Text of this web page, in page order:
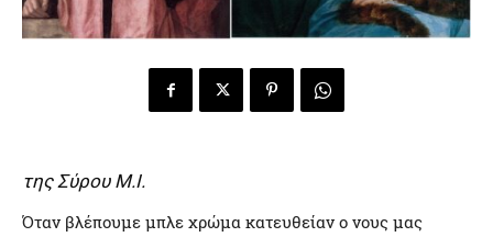
της Σύρου Μ.Ι.
Όταν βλέπουμε μπλε χρώμα κατευθείαν ο νους μας